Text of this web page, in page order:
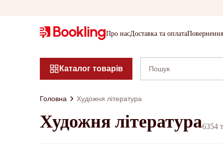
Про насДоставка та оплата
Каталог товарів
Головна Художня література
Художня література6354